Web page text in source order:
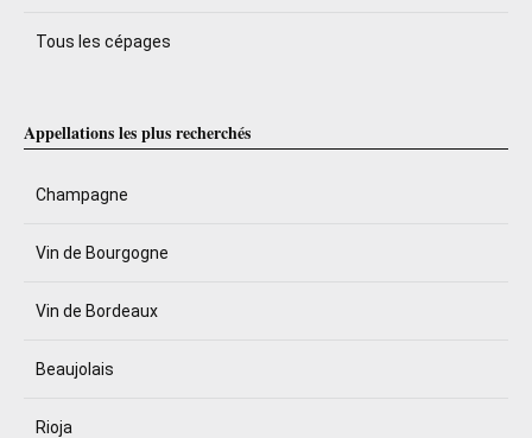
Tous les cépages
Appellations les plus recherchés
Champagne
Vin de Bourgogne
Vin de Bordeaux
Beaujolais
Rioja